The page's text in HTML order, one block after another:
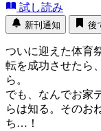
試し読み
新刊通知 後
ついに迎えた体育
転を成功させたら
ら。
でも、なんでお家
らは知る。そのお
ち…！